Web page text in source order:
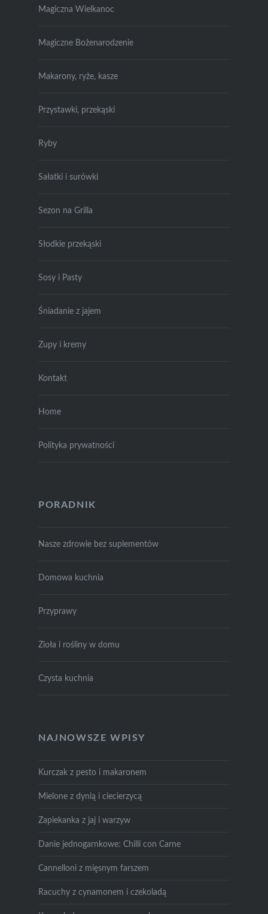
Magiczna Wielkanoc
Magiczne Bożenarodzenie
Makarony, ryże, kasze
Przystawki, przekąski
Ryby
Sałatki i surówki
Sezon na Grilla
Słodkie przekąski
Sosy i Pasty
Śniadanie z jajem
Zupy i kremy
Kontakt
Home
Polityka prywatności
PORADNIK
Nasze zdrowie bez suplementów
Domowa kuchnia
Przyprawy
Zioła i rośliny w domu
Czysta kuchnia
NAJNOWSZE WPISY
Kurczak z pesto i makaronem
Mielone z dynią i ciecierzycą
Zapiekanka z jaj i warzyw
Danie jednogarnkowe: Chilli con Carne
Cannelloni z mięsnym farszem
Racuchy z cynamonem i czekoladą